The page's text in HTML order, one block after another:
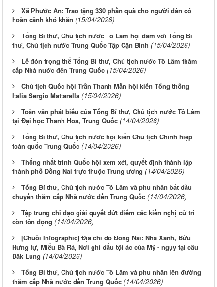
Xã Phước An: Trao tặng 330 phần quà cho người dân có
hoàn cảnh khó khăn (15/04/2026)
Tổng Bí thư, Chủ tịch nước Tô Lâm hội đàm với Tổng Bí
thư, Chủ tịch nước Trung Quốc Tập Cận Bình (15/04/2026)
Lễ đón trọng thể Tổng Bí thư, Chủ tịch nước Tô Lâm thăm
cấp Nhà nước đến Trung Quốc (15/04/2026)
Chủ tịch Quốc hội Trần Thanh Mẫn hội kiến Tổng thống
Italia Sergio Mattarella (15/04/2026)
Toàn văn phát biểu của Tổng Bí thư, Chủ tịch nước Tô Lâm
tại Đại học Thanh Hoa, Trung Quốc (14/04/2026)
Tổng Bí thư, Chủ tịch nước hội kiến Chủ tịch Chính hiệp
toàn quốc Trung Quốc (14/04/2026)
Thống nhất trình Quốc hội xem xét, quyết định thành lập
thành phố Đồng Nai trực thuộc Trung ương (14/04/2026)
Tổng Bí thư, Chủ tịch nước Tô Lâm và phu nhân bắt đầu
chuyến thăm cấp Nhà nước đến Trung Quốc (14/04/2026)
Tập trung chỉ đạo giải quyết dứt điểm các kiến nghị cử tri
còn tồn đọng (14/04/2026)
[Chuỗi Infographic] Địa chỉ đỏ Đồng Nai: Nhà Xanh, Bửu
Hưng tự, Miếu Bà Rá, Nơi ghi dấu tội ác của Mỹ - ngụy tại cầu
Đăk Lung (14/04/2026)
Tổng Bí thư, Chủ tịch nước Tô Lâm và phu nhân lên đường
thăm cấp Nhà nước đến Trung Quốc (14/04/2026)